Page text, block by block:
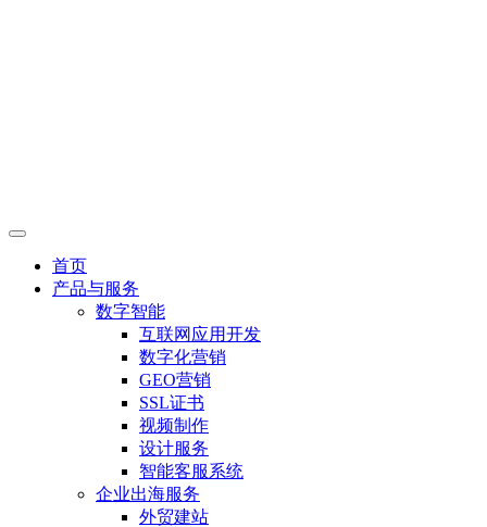
首页
产品与服务
数字智能
互联网应用开发
数字化营销
GEO营销
SSL证书
视频制作
设计服务
智能客服系统
企业出海服务
外贸建站